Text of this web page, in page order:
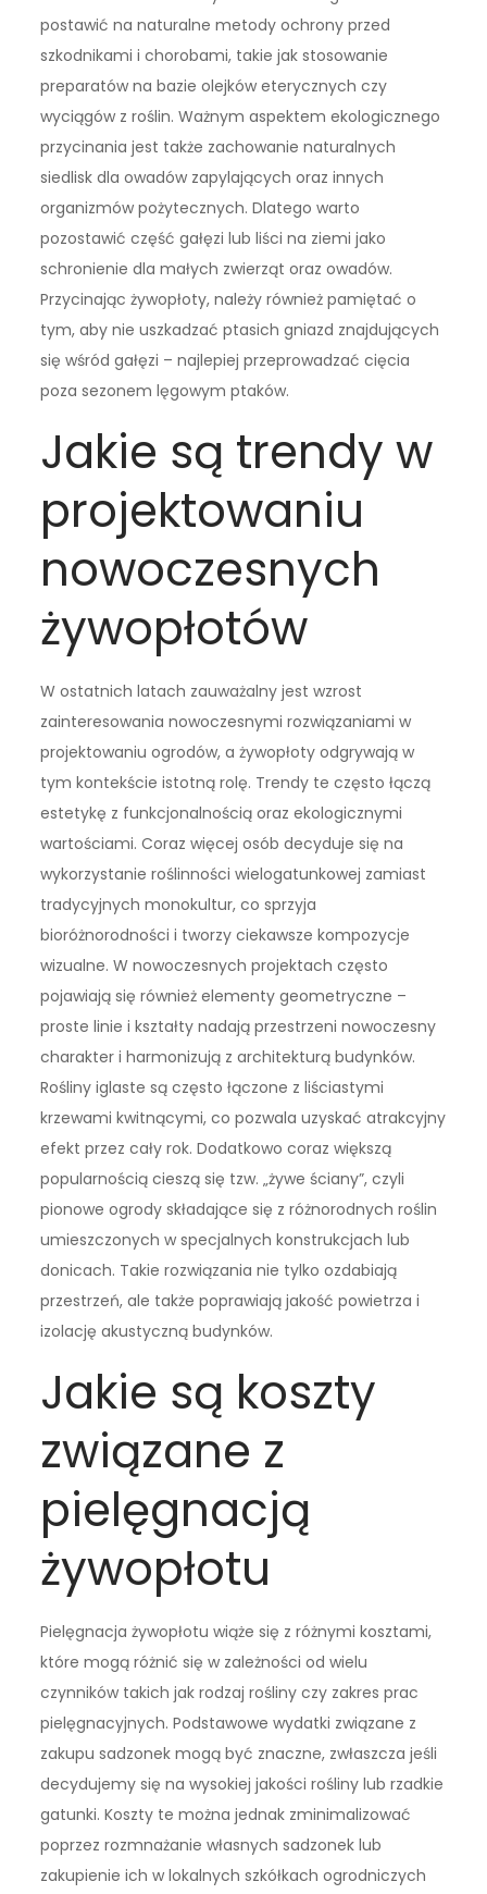
postawić na naturalne metody ochrony przed
szkodnikami i chorobami, takie jak stosowanie
preparatów na bazie olejków eterycznych czy
wyciągów z roślin. Ważnym aspektem ekologicznego
przycinania jest także zachowanie naturalnych
siedlisk dla owadów zapylających oraz innych
organizmów pożytecznych. Dlatego warto
pozostawić część gałęzi lub liści na ziemi jako
schronienie dla małych zwierząt oraz owadów.
Przycinając żywopłoty, należy również pamiętać o
tym, aby nie uszkadzać ptasich gniazd znajdujących
się wśród gałęzi – najlepiej przeprowadzać cięcia
poza sezonem lęgowym ptaków.
Jakie są trendy w
projektowaniu
nowoczesnych
żywopłotów
W ostatnich latach zauważalny jest wzrost
zainteresowania nowoczesnymi rozwiązaniami w
projektowaniu ogrodów, a żywopłoty odgrywają w
tym kontekście istotną rolę. Trendy te często łączą
estetykę z funkcjonalnością oraz ekologicznymi
wartościami. Coraz więcej osób decyduje się na
wykorzystanie roślinności wielogatunkowej zamiast
tradycyjnych monokultur, co sprzyja
bioróżnorodności i tworzy ciekawsze kompozycje
wizualne. W nowoczesnych projektach często
pojawiają się również elementy geometryczne –
proste linie i kształty nadają przestrzeni nowoczesny
charakter i harmonizują z architekturą budynków.
Rośliny iglaste są często łączone z liściastymi
krzewami kwitnącymi, co pozwala uzyskać atrakcyjny
efekt przez cały rok. Dodatkowo coraz większą
popularnością cieszą się tzw. „żywe ściany”, czyli
pionowe ogrody składające się z różnorodnych roślin
umieszczonych w specjalnych konstrukcjach lub
donicach. Takie rozwiązania nie tylko ozdabiają
przestrzeń, ale także poprawiają jakość powietrza i
izolację akustyczną budynków.
Jakie są koszty
związane z
pielęgnacją
żywopłotu
Pielęgnacja żywopłotu wiąże się z różnymi kosztami,
które mogą różnić się w zależności od wielu
czynników takich jak rodzaj rośliny czy zakres prac
pielęgnacyjnych. Podstawowe wydatki związane z
zakupu sadzonek mogą być znaczne, zwłaszcza jeśli
decydujemy się na wysokiej jakości rośliny lub rzadkie
gatunki. Koszty te można jednak zminimalizować
poprzez rozmnażanie własnych sadzonek lub
zakupienie ich w lokalnych szkółkach ogrodniczych